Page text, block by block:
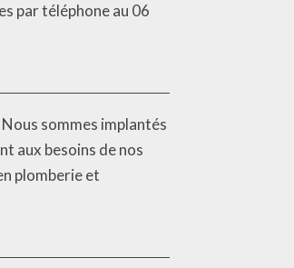
par téléphone au 06
sommes implantés
aux besoins de nos
plomberie et